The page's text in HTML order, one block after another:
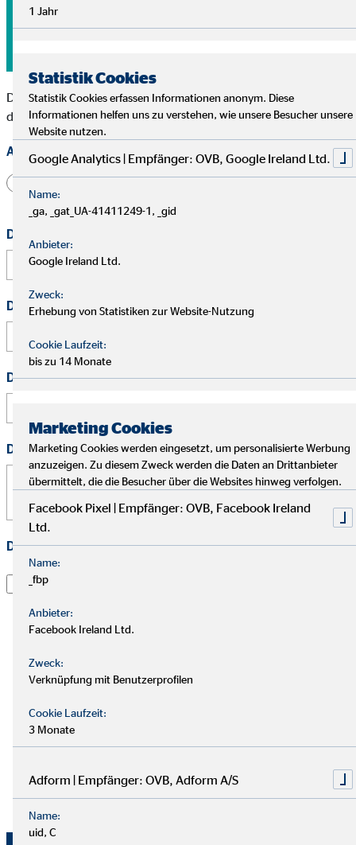
Die mit * gekennzeichneten Felder müssen ausgefüllt werden,
damit wir Deine Nachricht bearbeiten können.
Anrede
Dein vollständiger Name
Deine E-Mail Adresse *
Deine Telefonnummer
Deine Nachricht*
Datenschutz*
Ich habe die
mir übermittelten Informationen und Kontaktdaten
dazu verwendet, um mit mir anlässlich meiner Anfrage
und meine Anfrage zu bearbeiten. Dies gilt
und der Telefonnummer zum vorgenannten Zweck. Die
Einwilligung kann jederzeit mit Wirkung für die Zukunft
per E-Mail andsb@ovb.deoder per Post an den
Datenschutzbeauftragten von OVB Vermögensberatung
AG, Wolfgang Koch, Heumarkt 1, 50667 Köln
1 Jahr
Statistik Cookies
Statistik Cookies erfassen Informationen anonym. Diese
Informationen helfen uns zu verstehen, wie unsere Besucher unsere
Website nutzen.
Google Analytics | Empfänger: OVB, Google Ireland Ltd.
Name:
_ga, _gat_UA-41411249-1, _gid
Anbieter:
Google Ireland Ltd.
Zweck:
Erhebung von Statistiken zur Website-Nutzung
Cookie Laufzeit:
bis zu 14 Monate
Marketing Cookies
Marketing Cookies werden eingesetzt, um personalisierte Werbung
anzuzeigen. Zu diesem Zweck werden die Daten an Drittanbieter
übermittelt, die die Besucher über die Websites hinweg verfolgen.
Facebook Pixel | Empfänger: OVB, Facebook Ireland
Ltd.
Name:
_fbp
Anbieter:
Facebook Ireland Ltd.
Zweck:
Verknüpfung mit Benutzerprofilen
Cookie Laufzeit:
3 Monate
Adform | Empfänger: OVB, Adform A/S
Name:
uid, C